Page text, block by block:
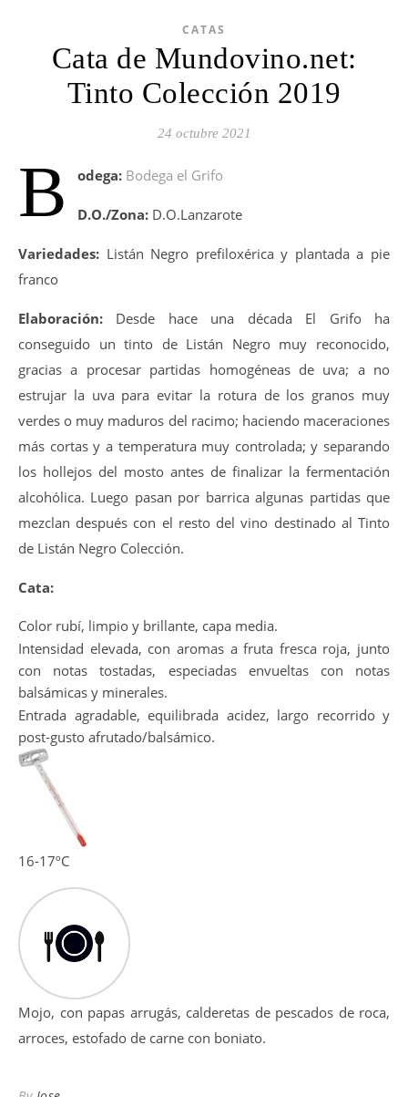
CATAS
Cata de Mundovino.net:
Tinto Colección 2019
24 octubre 2021
B odega: Bodega el Grifo
D.O./Zona: D.O.Lanzarote
Variedades: Listán Negro prefiloxérica y plantada a pie
franco
Elaboración: Desde hace una década El Grifo ha
conseguido un tinto de Listán Negro muy reconocido,
gracias a procesar partidas homogéneas de uva; a no
estrujar la uva para evitar la rotura de los granos muy
verdes o muy maduros del racimo; haciendo maceraciones
más cortas y a temperatura muy controlada; y separando
los hollejos del mosto antes de finalizar la fermentación
alcohólica. Luego pasan por barrica algunas partidas que
mezclan después con el resto del vino destinado al Tinto
de Listán Negro Colección.
Cata:
Color rubí, limpio y brillante, capa media.
Intensidad elevada, con aromas a fruta fresca roja, junto
con notas tostadas, especiadas envueltas con notas
balsámicas y minerales.
Entrada agradable, equilibrada acidez, largo recorrido y
post-gusto afrutado/balsámico.
16-17ºC